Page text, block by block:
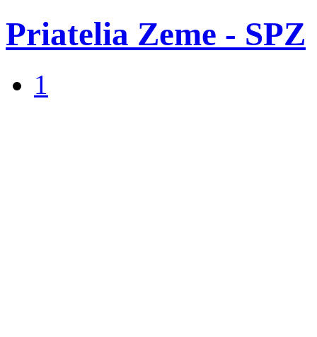
Priatelia Zeme - SPZ
1